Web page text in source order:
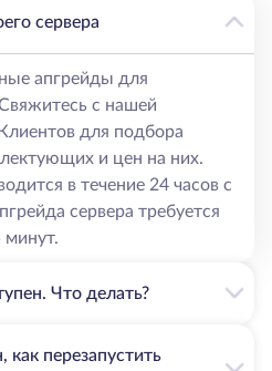
сервера
апгрейды для
с нашей
для подбора
и цен на них.
в течение 24 часов с
сервера требуется
минут.
Что делать?
как перезапустить